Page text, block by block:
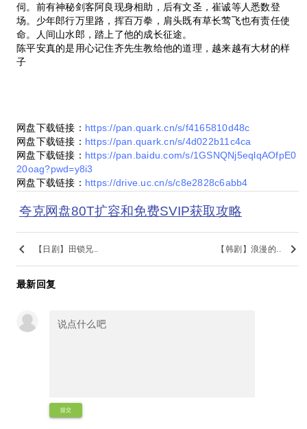
伺。前有神秘剑客阿良现身相助，后有文圣，崔诚等人悉数登
场。少年郎行万里路，挥百万拳，肩头既有草长莺飞也有责任使
命。人间山水郎，踏上了他的成长征途。
陈平安真的是用心记住齐先生教给他的道理，越来越有大材的样
子
网盘下载链接： https://pan.quark.cn/s/f4165810d48c
网盘下载链接： https://pan.quark.cn/s/4d022b11c4ca
网盘下载链接： https://pan.baidu.com/s/1GSNQNj5eqlqAOfpE0
20oag?pwd=y8i3
网盘下载链接： https://drive.uc.cn/s/c8e2828c6abb4
夸克网盘80T扩容和免费SVIP获取攻略
keyboard_arrow_left 【日剧】田锁兄.. 【韩剧】浪漫的.. keyboard_arrow_right
最新回复
提交